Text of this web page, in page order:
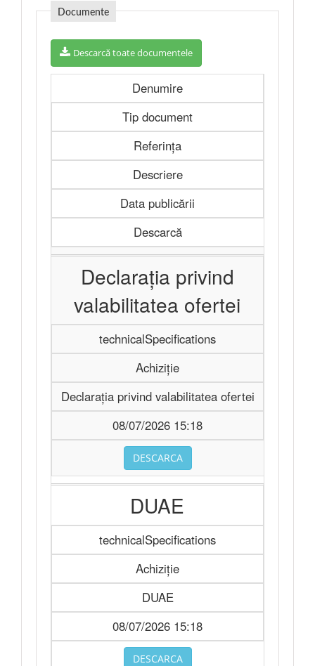
Documente
Descarcă toate documentele
Denumire
Tip document
Referința
Descriere
Data publicării
Descarcă
Declarația privind
valabilitatea ofertei
technicalSpecifications
Achiziție
Declarația privind valabilitatea ofertei
08/07/2026 15:18
DESCARCA
DUAE
technicalSpecifications
Achiziție
DUAE
08/07/2026 15:18
DESCARCA